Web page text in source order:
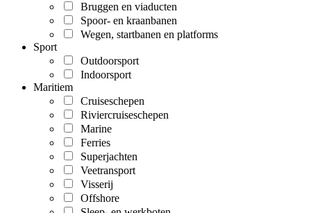
Bruggen en viaducten
Spoor- en kraanbanen
Wegen, startbanen en platforms
Sport
Outdoorsport
Indoorsport
Maritiem
Cruiseschepen
Riviercruiseschepen
Marine
Ferries
Superjachten
Veetransport
Visserij
Offshore